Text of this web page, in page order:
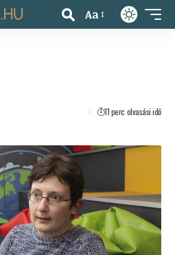
Aa
11 perc olvasási idő